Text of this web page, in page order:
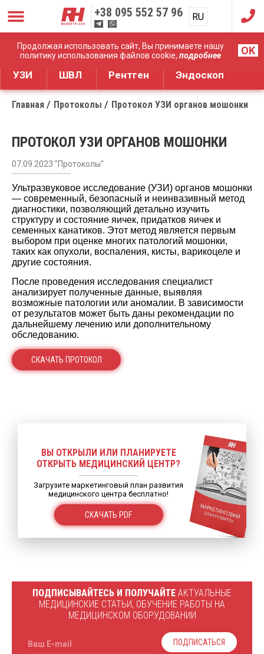
Продолжая использовать сайт, Вы принимаете нашу
политику использования файлов cookie, подробнее OK
+38 095 552 57 96 RU
UA
Дистрибуция медицинского оборудования
УЗИ ШВЛ Рентген Эндоскоп
Главная Протоколы Протокол УЗИ органов мошонки
ПРОТОКОЛ УЗИ ОРГАНОВ МОШОНКИ
07.09.2023 "Протоколы"
Ультразвуковое исследование (УЗИ) органов мошонки
— современный, безопасный и неинвазивный метод
диагностики, позволяющий детально изучить
структуру и состояние яичек, придатков яичек и
семенных канатиков. Этот метод является первым
выбором при оценке многих патологий мошонки,
таких как опухоли, воспаления, кисты, варикоцеле и
другие состояния.
После проведения исследования специалист
анализирует полученные данные, выявляя
возможные патологии или аномалии. В зависимости
от результатов может быть даны рекомендации по
дальнейшему лечению или дополнительному
обследованию.
СКАЧАТЬ ПРОТОКОЛ
ВЫ ОТКРЫЛИ ИЛИ ПЛАНИРУЕТЕ
ОТКРЫТЬ МЕДИЦИНСКИЙ ЦЕНТР?
Загрузите маркетинговый план развития
медицинского центра бесплатно!
СКАЧАТЬ PDF
ПОДПИСЫВАЙТЕСЬ И ПОЛУЧАЙТЕ АКТУАЛЬНЫЕ
МЕДИЦИНСКИЕ СТАТЬИ, ОБУЧЕНИЕ РАБОТЫ НА
МЕДИЦИНСКОМ ОБОРУДОВАНИИ
Ваш E-mail ПОДПИСАТЬСЯ